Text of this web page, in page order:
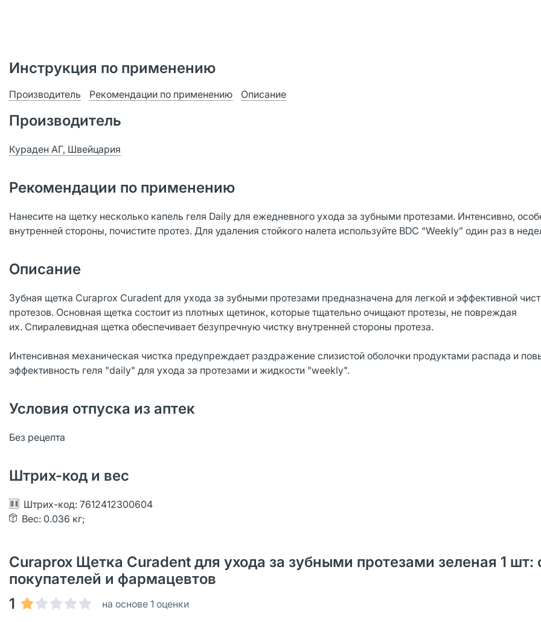
Инструкция по применению
Производитель Рекомендации по применению Описание
Производитель
Кураден АГ, Швейцария
Рекомендации по применению
Нанесите на щетку несколько капель геля Daily для ежедневного ухода за зубными протезами. Интенсивно,
внутренней стороны, почистите протез. Для удаления стойкого налета используйте BDC “Weekly” один раз в
Описание
Зубная щетка Curaprox Curadent для ухода за зубными протезами предназначена для легкой и эффективной
протезов. Основная щетка состоит из плотных щетинок, которые тщательно очищают протезы, не повреждая
их. Спиралевидная щетка обеспечивает безупречную чистку внутренней стороны протеза.
Интенсивная механическая чистка предупреждает раздражение слизистой оболочки продуктами распада и
эффективность геля "daily" для ухода за протезами и жидкости "weekly".
Условия отпуска из аптек
Без рецепта
Штрих-код и вес
Штрих-код: 7612412300604
Вес: 0.036 кг;
Curaprox Щетка Curadent для ухода за зубными протезами зеленая 1 шт:
покупателей и фармацевтов
1
на основе 1 оценки